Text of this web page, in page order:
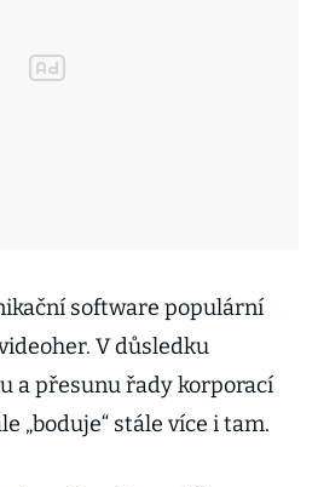
software populární
V důsledku
a přesunu řady korporací
„boduje“ stále více i tam.